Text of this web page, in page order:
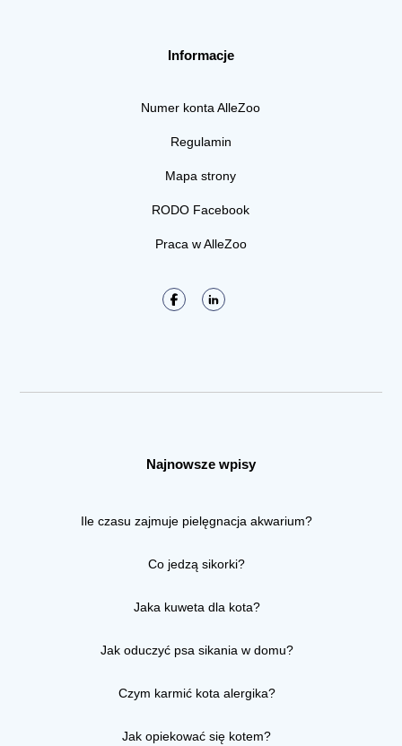
Informacje
Numer konta AlleZoo
Regulamin
Mapa strony
RODO Facebook
Praca w AlleZoo
Najnowsze wpisy
Ile czasu zajmuje pielęgnacja akwarium?
Co jedzą sikorki?
Jaka kuweta dla kota?
Jak oduczyć psa sikania w domu?
Czym karmić kota alergika?
Jak opiekować się kotem?